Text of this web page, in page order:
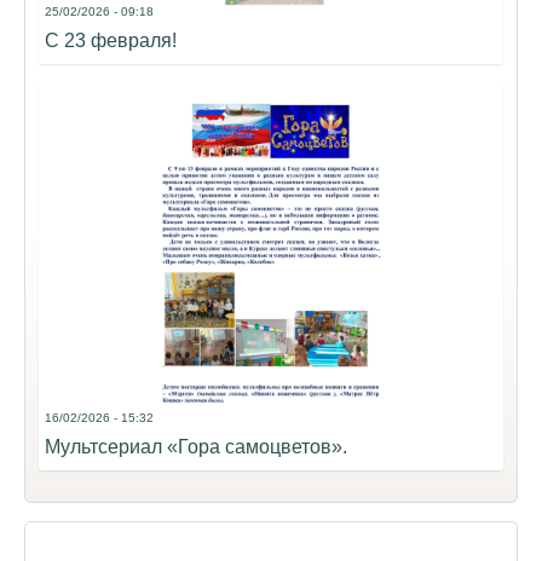
25/02/2026 - 09:18
С 23 февраля!
16/02/2026 - 15:32
Мультсериал «Гора самоцветов».